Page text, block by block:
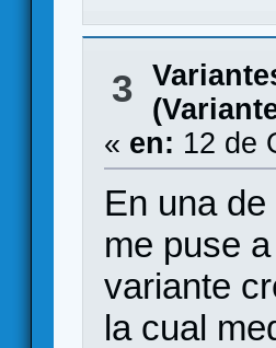
3
« en: 12 de
En una
me puse
variante
la cual